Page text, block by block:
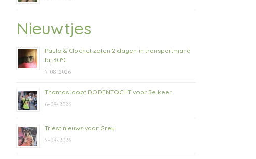
Nieuwtjes
Paula & Clochet zaten 2 dagen in transportmand
bij 30°C
7-08-2026
Thomas loopt DODENTOCHT voor 5e keer
6-08-2026
Triest nieuws voor Grey
5-08-2026